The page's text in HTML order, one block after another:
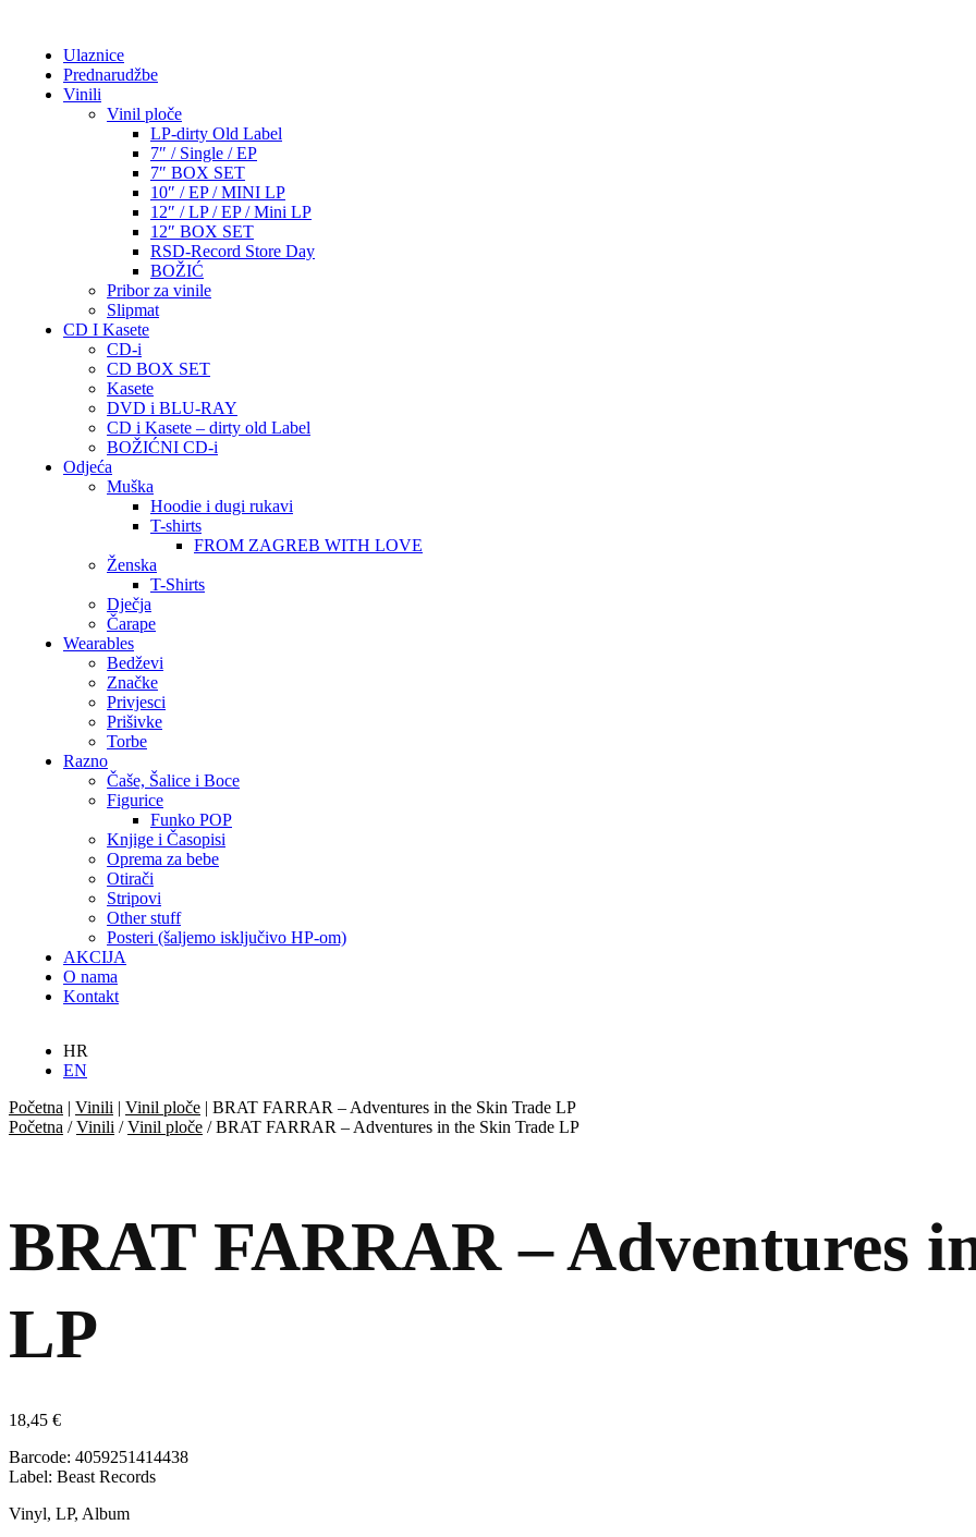
Ulaznice
Prednarudžbe
Vinili
Vinil ploče
LP-dirty Old Label
7″ / Single / EP
7″ BOX SET
10″ / EP / MINI LP
12″ / LP / EP / Mini LP
12″ BOX SET
RSD-Record Store Day
BOŽIĆ
Pribor za vinile
Slipmat
CD I Kasete
CD-i
CD BOX SET
Kasete
DVD i BLU-RAY
CD i Kasete – dirty old Label
BOŽIĆNI CD-i
Odjeća
Muška
Hoodie i dugi rukavi
T-shirts
FROM ZAGREB WITH LOVE
Ženska
T-Shirts
Dječja
Čarape
Wearables
Bedževi
Značke
Privjesci
Prišivke
Torbe
Razno
Čaše, Šalice i Boce
Figurice
Funko POP
Knjige i Časopisi
Oprema za bebe
Otirači
Stripovi
Other stuff
Posteri (šaljemo isključivo HP-om)
AKCIJA
O nama
Kontakt
HR
EN
Početna | Vinili | Vinil ploče | BRAT FARRAR – Adventures in the Skin Trade LP
Početna /Vinili /Vinil ploče / BRAT FARRAR – Adventures in the Skin Trade LP
BRAT FARRAR – Adventures
LP
18,45 €
Barcode: 4059251414438
Label: Beast Records
Vinyl, LP, Album